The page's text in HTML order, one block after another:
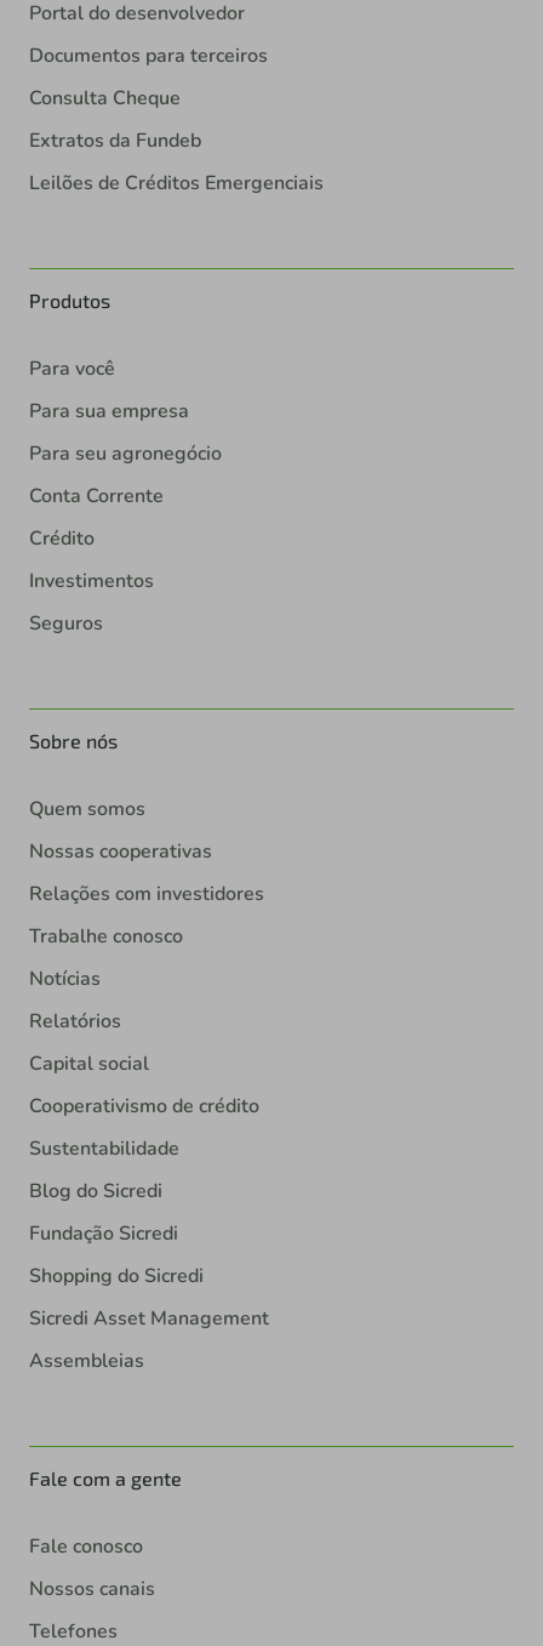
Portal do desenvolvedor
Documentos para terceiros
Consulta Cheque
Extratos da Fundeb
Leilões de Créditos Emergenciais
Produtos
Para você
Para sua empresa
Para seu agronegócio
Conta Corrente
Crédito
Investimentos
Seguros
Sobre nós
Quem somos
Nossas cooperativas
Relações com investidores
Trabalhe conosco
Notícias
Relatórios
Capital social
Cooperativismo de crédito
Sustentabilidade
Blog do Sicredi
Fundação Sicredi
Shopping do Sicredi
Sicredi Asset Management
Assembleias
Fale com a gente
Fale conosco
Nossos canais
Telefones